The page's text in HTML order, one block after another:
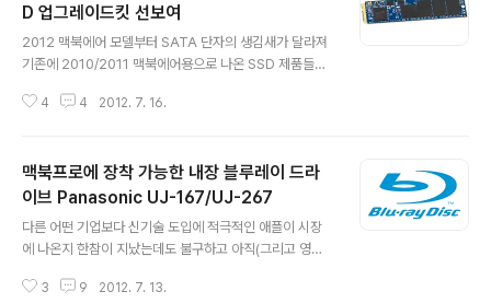
D 업그레이드킷 선보여
2012 맥북에어 모델부터 SATA 단자의 생김새가 달라져
기존에 2010/2011 맥북에어용으로 나온 SSD 제품들과
주변기기 판매 업체 중 인지도가 높은 OWC에서 업계 최
o 6G 제품군과 동일한 SandForce 2281 칩과 24nm
MLC를 사용하고 있으며, 2012 맥북에어에 장착될 수 있
도록 SATA 단자부의 디자인만 교체되었습니다. 시퀀셜
읽기/쓰기 속도 역시 기존과 동일한 500MB/s급 성능을
보여주고 있습니다. 먼저 240GB 모델을 $349.99에 출
시했으며 120GB및 180GB, 480GB 모델들이 연달..
4 4 2012. 7. 16.
맥북프로에 장착 가능한 내장 블루레이 드라
이브 Panasonic UJ-167/UJ-267
다른 어떤 기업보다 신기술 도입에 적극적인 애플이 시장
에 나온지 한참이 지났는데도 불구하고 아직(그리고 영원
ay) 드라이브입니다. 디지털 음반 판매와 영화 렌탈 사업을
3 9 2012. 7. 13.